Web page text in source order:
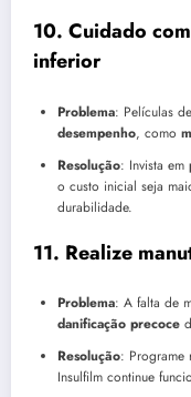
10. Cuidado
inferior
Problema: Películas
desempenho, como
Resolução: Invista em
o custo inicial seja
durabilidade.
11. Realize
Problema: A falta de
danificação precoce
Resolução: Programe
Insulfilm continue